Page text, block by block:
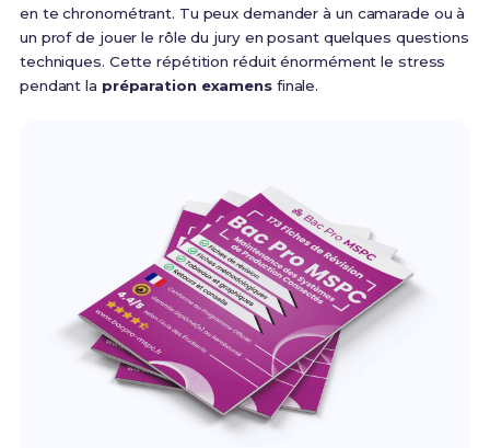
en te chronométrant. Tu peux demander à un camarade ou à
un prof de jouer le rôle du jury en posant quelques questions
techniques. Cette répétition réduit énormément le stress
pendant la préparation examensfinale.